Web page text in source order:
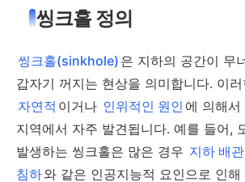
씽크홀 정의
씽크홀(sinkhole) 은 지하의 공간이 무
갑자기 꺼지는 현상을 의미합니다. 이
자연적 이거나 인위적인 원인 에 의해서
지역에서 자주 발견됩니다. 예를 들어,
발생하는 씽크홀은 많은 경우 지하 배
침하와 같은 인공지능적 요인으로 인해